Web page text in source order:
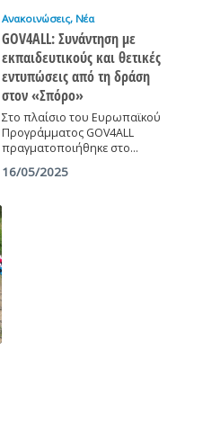
Ανακοινώσεις, Νέα
GOV4ALL: Συνάντηση με
εκπαιδευτικούς και θετικές
εντυπώσεις από τη δράση
στον «Σπόρο»
Στο πλαίσιο του Ευρωπαϊκού
Προγράμματος GOV4ALL
πραγματοποιήθηκε στο…
16/05/2025